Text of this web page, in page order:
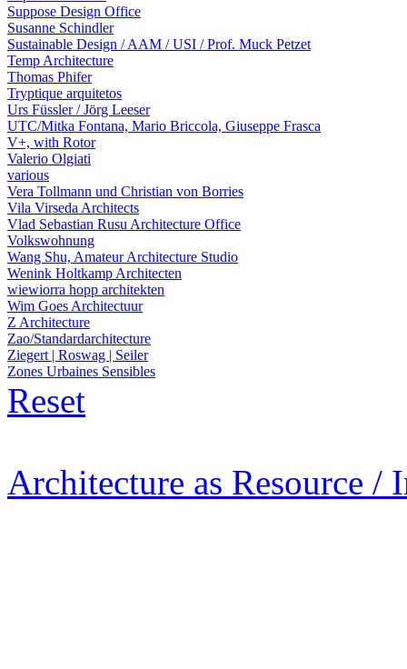
Suppose Design Office
Susanne Schindler
Sustainable Design / AAM / USI / Prof. Muck Petzet
Temp Architecture
Thomas Phifer
Tryptique arquitetos
Urs Füssler / Jörg Leeser
UTC/Mitka Fontana, Mario Briccola, Giuseppe Frasca
V+, with Rotor
Valerio Olgiati
various
Vera Tollmann und Christian von Borries
Vila Virseda Architects
Vlad Sebastian Rusu Architecture Office
Volkswohnung
Wang Shu, Amateur Architecture Studio
Wenink Holtkamp Architecten
wiewiorra hopp architekten
Wim Goes Architectuur
Z Architecture
Zao/Standardarchitecture
Ziegert | Roswag | Seiler
Zones Urbaines Sensibles
Reset
Architecture as Resource /